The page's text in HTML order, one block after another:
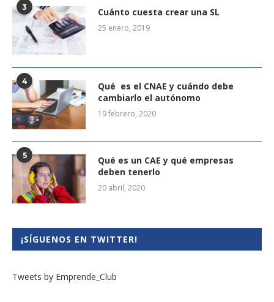
3 Cuánto cuesta crear una SL
25 enero, 2019
4
Qué es el CNAE y cuándo debe
cambiarlo el autónomo
19 febrero, 2020
5
Qué es un CAE y qué empresas
deben tenerlo
20 abril, 2020
¡SÍGUENOS EN TWITTER!
Tweets by Emprende_Club